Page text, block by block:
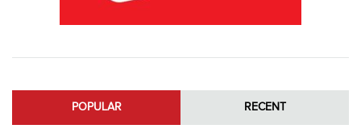
POPULAR RECENT